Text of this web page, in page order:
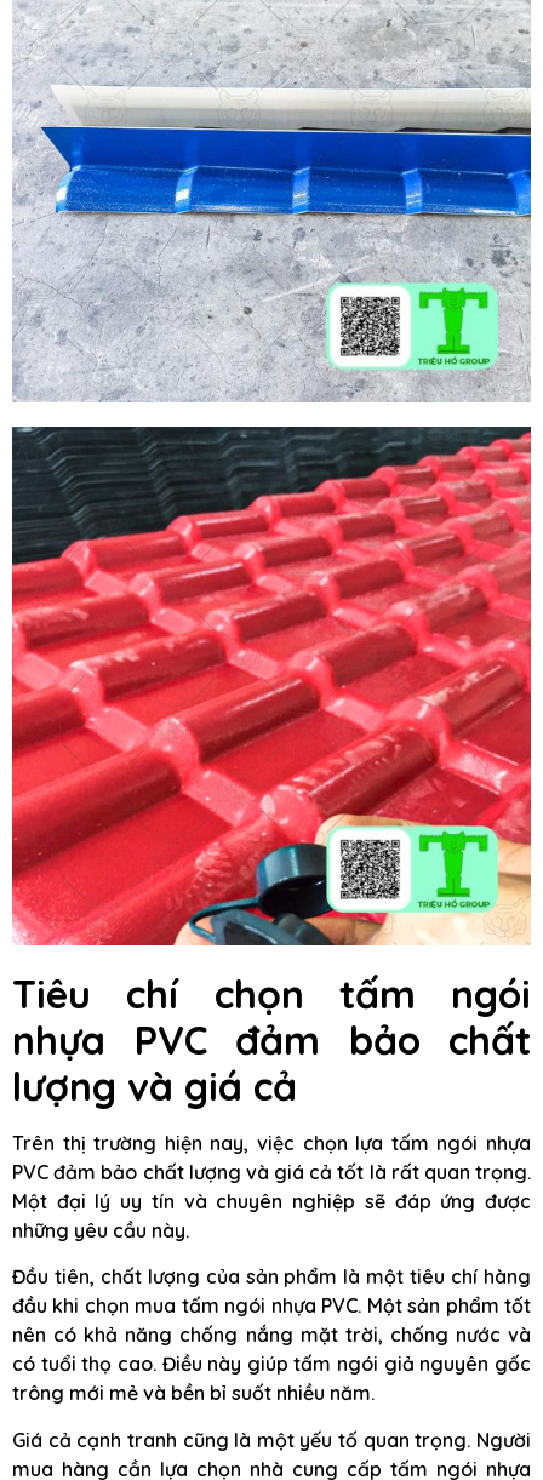
Tiêu chí chọn tấm ngói
nhựa PVC đảm bảo chất
lượng và giá cả
Trên thị trường hiện nay, việc chọn lựa tấm ngói nhựa
PVC đảm bảo chất lượng và giá cả tốt là rất quan trọng.
Một đại lý uy tín và chuyên nghiệp sẽ đáp ứng được
những yêu cầu này.
Đầu tiên, chất lượng của sản phẩm là một tiêu chí hàng
đầu khi chọn mua tấm ngói nhựa PVC. Một sản phẩm tốt
nên có khả năng chống nắng mặt trời, chống nước và
có tuổi thọ cao. Điều này giúp tấm ngói giả nguyên gốc
trông mới mẻ và bền bỉ suốt nhiều năm.
Giá cả cạnh tranh cũng là một yếu tố quan trọng. Người
mua hàng cần lựa chọn nhà cung cấp tấm ngói nhựa